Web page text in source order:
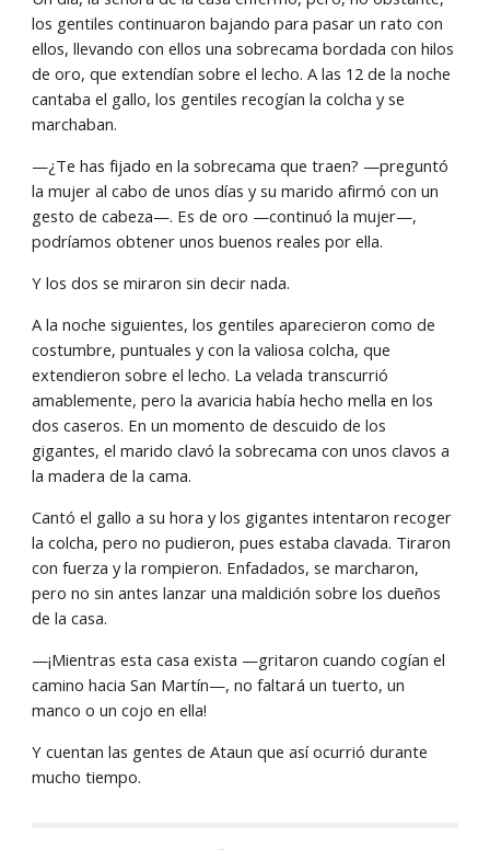
los gentiles continuaron bajando para pasar un rato con
ellos, llevando con ellos una sobrecama bordada con hilos
de oro, que extendían sobre el lecho. A las 12 de la noche
cantaba el gallo, los gentiles recogían la colcha y se
marchaban.
—¿Te has fijado en la sobrecama que traen? —preguntó
la mujer al cabo de unos días y su marido afirmó con un
gesto de cabeza—. Es de oro —continuó la mujer—,
podríamos obtener unos buenos reales por ella.
Y los dos se miraron sin decir nada.
A la noche siguientes, los gentiles aparecieron como de
costumbre, puntuales y con la valiosa colcha, que
extendieron sobre el lecho. La velada transcurrió
amablemente, pero la avaricia había hecho mella en los
dos caseros. En un momento de descuido de los
gigantes, el marido clavó la sobrecama con unos clavos a
la madera de la cama.
Cantó el gallo a su hora y los gigantes intentaron recoger
la colcha, pero no pudieron, pues estaba clavada. Tiraron
con fuerza y la rompieron. Enfadados, se marcharon,
pero no sin antes lanzar una maldición sobre los dueños
de la casa.
—¡Mientras esta casa exista —gritaron cuando cogían el
camino hacia San Martín—, no faltará un tuerto, un
manco o un cojo en ella!
Y cuentan las gentes de Ataun que así ocurrió durante
mucho tiempo.